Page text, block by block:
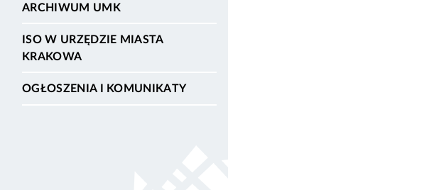
ARCHIWUM UMK
ISO W URZĘDZIE MIASTA
KRAKOWA
OGŁOSZENIA I KOMUNIKATY